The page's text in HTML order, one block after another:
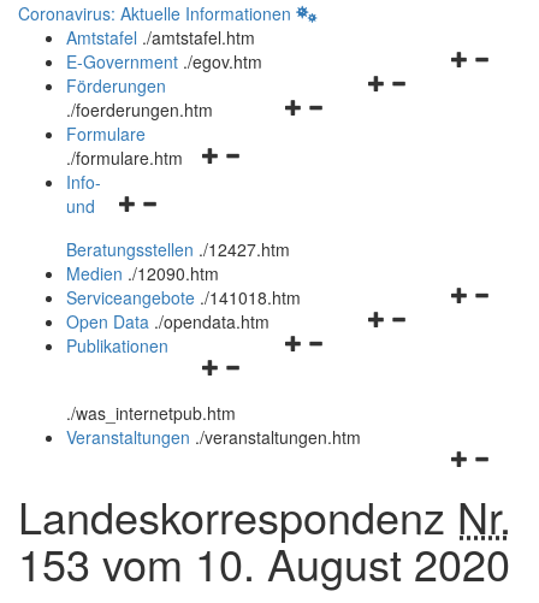
Coronavirus: Aktuelle Informationen
Amtstafel ./amtstafel.htm
Navigationsmenü
E-Government ./egov.htm
Navigationsmenü
Förderungen
./foerderungen.htm
Navigationsmenü
Formulare
./formulare.htm
Navigationsmenü
und
schließen
Info-
und
Beratungsstellen ./12427.htm
Medien ./12090.htm
Navigationsmenü
Serviceangebote ./141018.htm
Navigationsmenü
Open Data ./opendata.htm
Navigationsmenü
und
schließen
Publikationen
./was_internetpub.htm
und
schließen
Veranstaltungen ./veranstaltungen.htm
Landeskorrespondenz Nr.
153 vom 10. August 2020